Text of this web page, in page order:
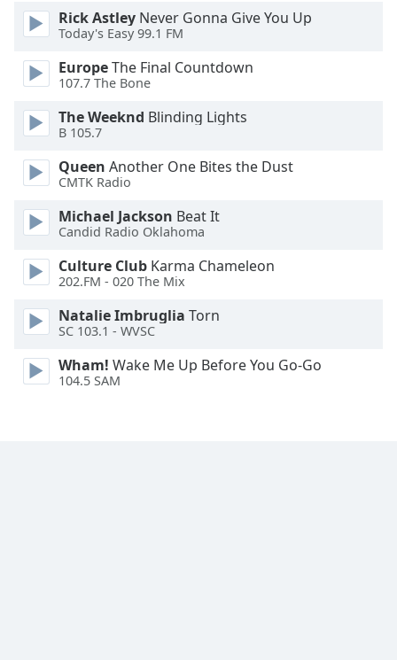
Style
Font
Family
Reset
Done
Close
Rick Astley Never Gonna Give You Up
Today's Easy 99.1 FM
EuropeThe Final Countdown
107.7 The Bone
The Weeknd Blinding Lights
B 105.7
Queen Another One Bites the Dust
CMTK Radio
Michael Jackson Beat It
Candid Radio Oklahoma
Culture Club Karma Chameleon
202.FM - 020 The Mix
Natalie Imbruglia Torn
SC 103.1 - WVSC
Wham! Wake Me Up Before You Go-Go
104.5 SAM